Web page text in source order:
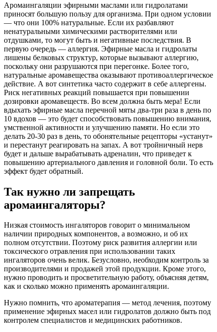
Аромаингаляции эфирными маслами или гидролатами
приносят большую пользу для организма. При одном условии
— что они 100% натуральные. Если их разбавляют
ненатуральными химическими растворителями или
отдушками, то могут быть и негативные последствия. В
первую очередь — аллергия. Эфирные масла и гидролаты
лишены белковых структур, которые вызывают аллергию,
поскольку они разрушаются при перегонке. Более того,
натуральные аромавещества оказывают противоаллергическое
действие. А вот синтетика часто содержит в себе аллергены.
Риск негативных реакций повышается при повышении
дозировки аромавеществ. Во всем должна быть мера! Если
вдыхать эфирные масла перечной мяты два-три раза в день по
10 вдохов — это будет способствовать повышению внимания,
умственной активности и улучшению памяти. Но если это
делать 20-30 раз в день, то обонятельные рецепторы «устанут»
и перестанут реагировать на запах. А вот тройничный нерв
будет и дальше вырабатывать адреналин, что приведет к
повышению артериального давления и головной боли. То есть
эффект будет обратный.
Так нужно ли запрещать
аромаингаляторы?
Низкая стоимость ингаляторов говорит о минимальном
наличии природных компонентов, а возможно, и об их
полном отсутствии. Поэтому риск развития аллергии или
токсического отравления при использовании таких
ингаляторов очень велик. Безусловно, необходим контроль за
производителями и продажей этой продукции. Кроме этого,
нужно проводить и просветительную работу, объясняя детям,
как и сколько можно применять аромаингаляции.
Нужно помнить, что ароматерапия — метод лечения, поэтому
применение эфирных масел или гидролатов должно быть под
контролем специалистов и медицинских работников.